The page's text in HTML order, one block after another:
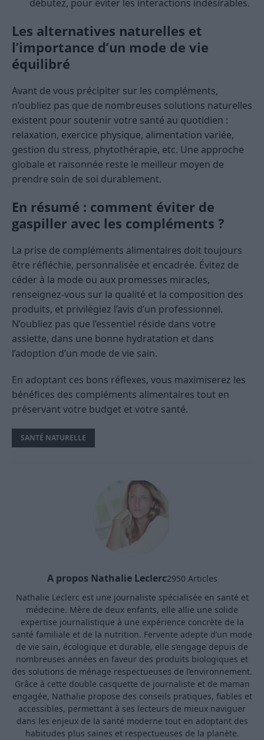
débutez, pour éviter les interactions indésirables.
Les alternatives naturelles et
l’importance d’un mode de vie
équilibré
Avant de vous précipiter sur les compléments,
n’oubliez pas que de nombreuses solutions naturelles
existent pour soutenir votre santé au quotidien :
relaxation, exercice physique, alimentation variée,
gestion du stress, phytothérapie, etc. Une approche
globale et raisonnée reste le meilleur moyen de
prendre soin de soi durablement.
En résumé : comment éviter de
gaspiller avec les compléments ?
La prise de compléments alimentaires doit toujours
être réfléchie, personnalisée et encadrée. Évitez de
céder à la mode ou aux promesses miracles,
renseignez-vous sur la qualité et la composition des
produits, et privilégiez l’avis d’un professionnel.
N’oubliez pas que l’essentiel réside dans votre
assiette, dans une bonne hydratation et dans
l’adoption d’un mode de vie sain.
En adoptant ces bons réflexes, vous maximiserez les
bénéfices des compléments alimentaires tout en
préservant votre budget et votre santé.
SANTÉ NATURELLE
A propos Nathalie Leclerc2950 Articles
Nathalie Leclerc est une journaliste spécialisée en santé et
médecine. Mère de deux enfants, elle allie une solide
expertise journalistique à une expérience concrète de la
santé familiale et de la nutrition. Fervente adepte d’un mode
de vie sain, écologique et durable, elle s’engage depuis de
nombreuses années en faveur des produits biologiques et
des solutions de ménage respectueuses de l’environnement.
Grâce à cette double casquette de journaliste et de maman
engagée, Nathalie propose des conseils pratiques, fiables et
accessibles, permettant à ses lecteurs de mieux naviguer
dans les enjeux de la santé moderne tout en adoptant des
habitudes plus saines et respectueuses de la planète.